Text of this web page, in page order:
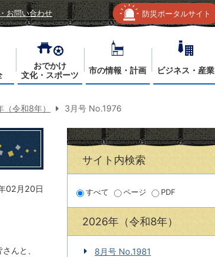
お問い合わせ 防災ポータルサイト
おでかけ
文化・スポーツ
市の情報・計画 ビジネス・産業
令和8年） 3月号 No.1976
02月20日
んと、
サイト内検索
すべて ページ PDF
2026年（令和8年）
8月号 No.1981